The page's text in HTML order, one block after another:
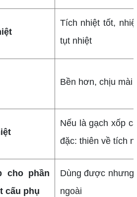
Tích nhiệt tốt,
tụt nhiệt
Bền hơn, chịu mài
Nếu là gạch xốp
đặc: thiên về tích
cho phần
cấu phụ
Dùng được nhưng
ngoài